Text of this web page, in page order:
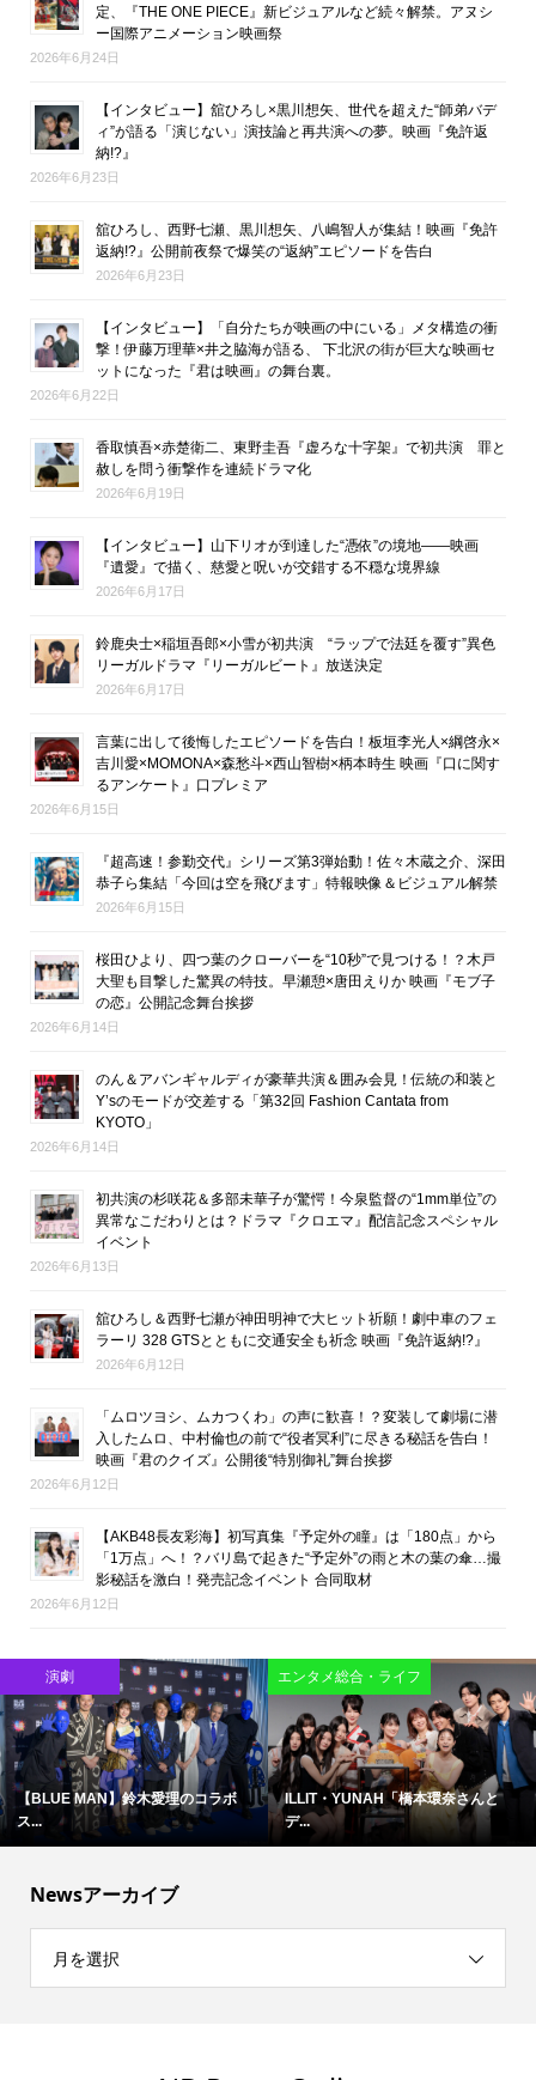
定、『THE ONE PIECE』新ビジュアルなど続々解禁。アヌシ
ー国際アニメーション映画祭
2026年6月24日
【インタビュー】舘ひろし×黒川想矢、世代を超えた“師弟バデ
ィ”が語る「演じない」演技論と再共演への夢。映画『免許返
納!?』
2026年6月23日
舘ひろし、西野七瀬、黒川想矢、八嶋智人が集結！映画『免許
返納!?』公開前夜祭で爆笑の“返納”エピソードを告白
2026年6月23日
【インタビュー】「自分たちが映画の中にいる」メタ構造の衝
撃！伊藤万理華×井之脇海が語る、 下北沢の街が巨大な映画セ
ットになった『君は映画』の舞台裏。
2026年6月22日
香取慎吾×赤楚衛二、東野圭吾『虚ろな十字架』で初共演 罪と
赦しを問う衝撃作を連続ドラマ化
2026年6月19日
【インタビュー】山下リオが到達した“憑依”の境地――映画
『遺愛』で描く、慈愛と呪いが交錯する不穏な境界線
2026年6月17日
鈴鹿央士×稲垣吾郎×小雪が初共演 “ラップで法廷を覆す”異色
リーガルドラマ『リーガルビート』放送決定
2026年6月17日
言葉に出して後悔したエピソードを告白！板垣李光人×綱啓永×
吉川愛×MOMONA×森愁斗×西山智樹×柄本時生 映画『口に関す
るアンケート』口プレミア
2026年6月15日
『超高速！参勤交代』シリーズ第3弾始動！佐々木蔵之介、深田
恭子ら集結「今回は空を飛びます」特報映像＆ビジュアル解禁
2026年6月15日
桜田ひより、四つ葉のクローバーを“10秒”で見つける！？木戸
大聖も目撃した驚異の特技。早瀬憩×唐田えりか 映画『モブ子
の恋』公開記念舞台挨拶
2026年6月14日
のん＆アバンギャルディが豪華共演＆囲み会見！伝統の和装と
Y’sのモードが交差する「第32回 Fashion Cantata from
KYOTO」
2026年6月14日
初共演の杉咲花＆多部未華子が驚愕！今泉監督の“1mm単位”の
異常なこだわりとは？ドラマ『クロエマ』配信記念スペシャル
イベント
2026年6月13日
舘ひろし＆西野七瀬が神田明神で大ヒット祈願！劇中車のフェ
ラーリ 328 GTSとともに交通安全も祈念 映画『免許返納!?』
2026年6月12日
「ムロツヨシ、ムカつくわ」の声に歓喜！？変装して劇場に潜
入したムロ、中村倫也の前で“役者冥利”に尽きる秘話を告白！
映画『君のクイズ』公開後“特別御礼”舞台挨拶
2026年6月12日
【AKB48長友彩海】初写真集『予定外の瞳』は「180点」から
「1万点」へ！？バリ島で起きた“予定外”の雨と木の葉の傘…撮
影秘話を激白！発売記念イベント 合同取材
2026年6月12日
映画
難しいテーマで映像化困難と言わ...
映画
ブルース・リーの精神が息づく現...
Newsアーカイブ
月を選択